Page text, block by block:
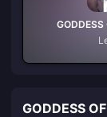
GODDESS
GODDESS